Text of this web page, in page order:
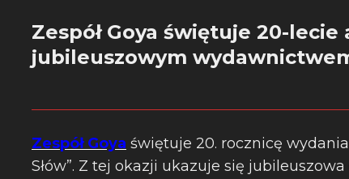
Zespół Goya świętuje 20-lecie
jubileuszowym
Zespół Goya świętuje 20. rocznicę
Słów”. Z tej okazji ukazuje się